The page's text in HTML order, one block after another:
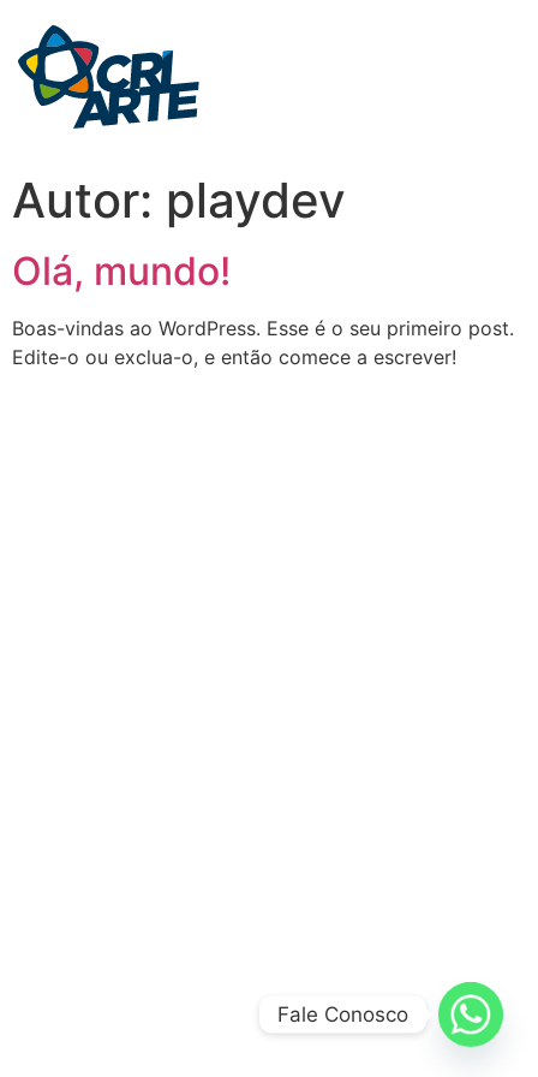
Autor: playdev
Olá, mundo!
Boas-vindas ao WordPress. Esse é o seu primeiro post.
Edite-o ou exclua-o, e então comece a escrever!
Fale Conosco